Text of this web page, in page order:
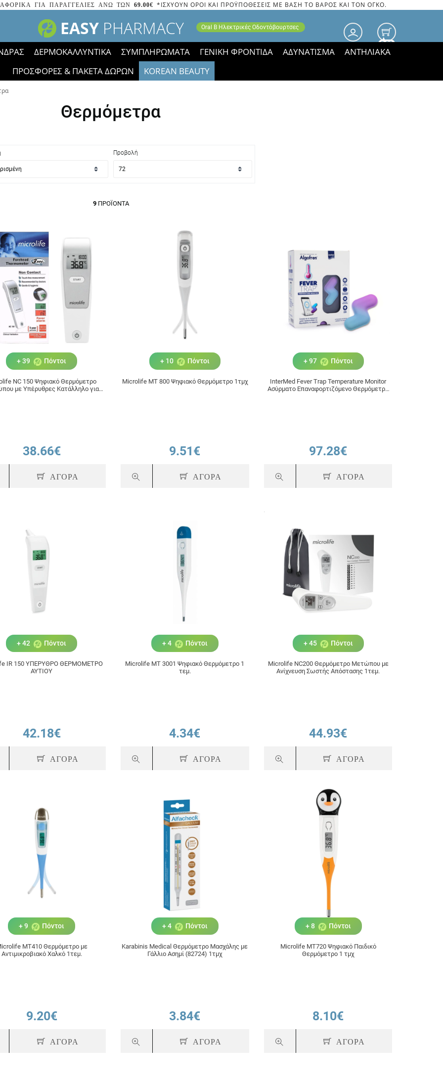
ΓΙΑ ΠΑΡΑΓΓΕΛΙΕΣ ΑΝΩ ΤΩΝ 69.00€ *ΙΣΧΥΟΥΝ ΟΡΟΙ ΚΑΙ ΠΡΟΫΠΟΘΕΣΕΙΣ ΜΕ ΒΑΣΗ ΤΟ ΒΑΡΟΣ ΚΑΙ ΤΟΝ ΟΓΚΟ.
EASY PHARMACY Oral B Ηλεκτρικές Οδοντόβουρτσες
0.00
ΔΕΡΜΟΚΑΛΛΥΝΤΙΚΑ ΣΥΜΠΛΗΡΩΜΑΤΑ ΓΕΝΙΚΗ ΦΡΟΝΤΙΔΑ ΑΔΥΝΑΤΙΣΜΑ
ΑΝΤΗΛΙΑΚΑ
ΠΡΟΣΦΟΡΕΣ & ΠΑΚΕΤΑ ΔΩΡΩΝ
KOREAN BEAUTY
τα εικονίδια των εκπτώσεων έφυγαν, οι χαμηλές μας τιμές ΠΑΡΑΜΕΝΟΥΝ!
Θερμόμετρα
Προβολή
9ΠΡΟΪΌΝΤΑ
+ 39 Πόντοι
NC 150 Ψηφιακό Θερμόμετρο
με Υπέρυθρες Κατάλληλο για
38.66€
ΑΓΟΡΑ
+ 10 Πόντοι
Microlife ΜΤ 800 Ψηφιακό Θερμόμετρο 1τμχ
9.51€
ΑΓΟΡΑ
+ 97 Πόντοι
InterMed Fever Trap Temperature Monitor
Ασύρματο Επαναφορτιζόμενο Θερμόμετρο
97.28€
ΑΓΟΡΑ
+ 42 Πόντοι
IR 150 ΥΠΕΡΥΘΡΟ ΘΕΡΜΟΜΕΤΡΟ
ΑΥΤΙΟΥ
42.18€
ΑΓΟΡΑ
+ 4 Πόντοι
Microlife MT 3001 Ψηφιακό Θερμόμετρο 1
τεμ.
4.34€
ΑΓΟΡΑ
+ 45 Πόντοι
Microlife NC200 Θερμόμετρο Μετώπου με
Ανίχνευση Σωστής Απόστασης 1τεμ.
44.93€
ΑΓΟΡΑ
+ 9 Πόντοι
MT410 Θερμόμετρο με
Αντιμικροβιακό Χαλκό 1τεμ.
9.20€
ΑΓΟΡΑ
+ 4 Πόντοι
Karabinis Medical Θερμόμετρο Μασχάλης με
Γάλλιο Ασημί (82724) 1τμχ
3.84€
ΑΓΟΡΑ
+ 8 Πόντοι
Microlife ΜΤ720 Ψηφιακό Παιδικό
Θερμόμετρο 1 τμχ
8.10€
ΑΓΟΡΑ